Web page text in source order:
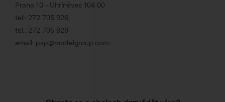
Praha 10 - Uhříněves 104 00
tel.: 272 705 926
tel.: 272 705 928
email: psp@modelgroup.com